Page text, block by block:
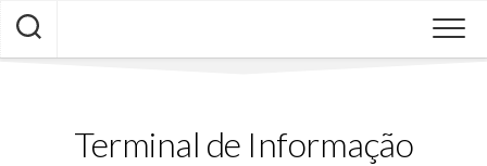
Skip
content
Terminal de Informação